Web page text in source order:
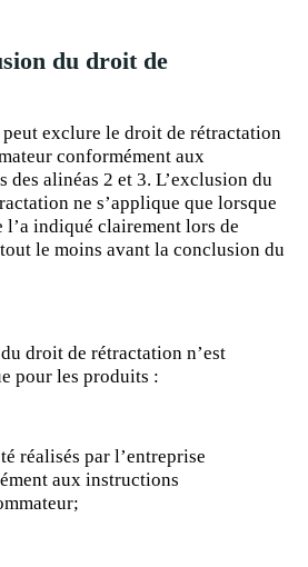
du droit de
peut exclure le droit de rétractation
conformément aux
des alinéas 2 et 3. L’exclusion du
ne s’applique que lorsque
l’a indiqué clairement lors de
le moins avant la conclusion du
droit de rétractation n’est
pour les produits :
réalisés par l’entreprise
aux instructions